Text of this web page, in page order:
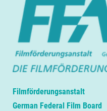
Filmförderungsanstalt
German Federal Film Board